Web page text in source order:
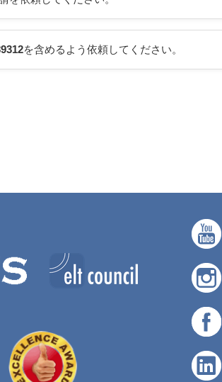
を含めるよう依頼してください。